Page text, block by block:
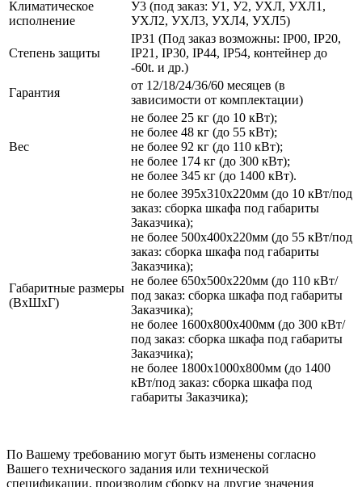
Климатическое
исполнение
У3 (под заказ: У1, У2, УХЛ, УХЛ1,
УХЛ2, УХЛ3, УХЛ4, УХЛ5)
Степень защиты
IP31 (Под заказ возможны: IP00, IP20,
IP21, IP30, IP44, IP54, контейнер до
-60t. и др.)
Гарантия
от 12/18/24/36/60 месяцев (в
зависимости от комплектации)
Вес
не более 25 кг (до 10 кВт);
не более 48 кг (до 55 кВт);
не более 92 кг (до 110 кВт);
не более 174 кг (до 300 кВт);
не более 345 кг (до 1400 кВт).
Габаритные размеры
(ВхШхГ)
не более 395х310х220мм (до 10 кВт/под
заказ: сборка шкафа под габариты
Заказчика);
не более 500х400х220мм (до 55 кВт/под
заказ: сборка шкафа под габариты
Заказчика);
не более 650х500х220мм (до 110 кВт/
под заказ: сборка шкафа под габариты
Заказчика);
не более 1600х800х400мм (до 300 кВт/
под заказ: сборка шкафа под габариты
Заказчика);
не более 1800х1000х800мм (до 1400
кВт/под заказ: сборка шкафа под
габариты Заказчика);
По Вашему требованию могут быть изменены согласно
Вашего технического задания или технической
спецификации, производим сборку на другие значения